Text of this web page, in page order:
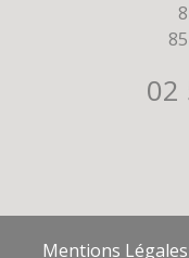
02
Mentions Légales